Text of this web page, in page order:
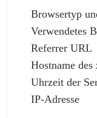
Browsertyp
Verwendetes
Referrer URL
Hostname des
Uhrzeit der
IP-Adresse